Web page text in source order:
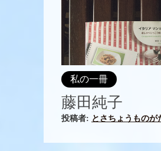
私の一冊
藤田純子
投稿者: とさちょうものが